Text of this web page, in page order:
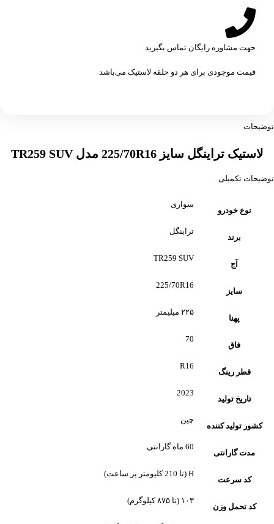
جهت مشاوره رایگان تماس بگیرید
قیمت موجودی برای هر دو حلقه لاستیک می‌باشد
توضیحات
لاستیک تراینگل سایز 225/70R16 مدل TR259 SUV
توضیحات تکمیلی
نوع خودرو
سواری
برند
تراینگل
آج
TR259 SUV
سایز
225/70R16
پهنا
۲۲۵ میلیمتر
فاق
70
قطر رینگ
R16
تاریخ تولید
2023
کشور تولید کننده
چین
مدت گارانتی
60 ماه گارانتی
کد سرعت
H (تا 210 کلیومتر بر ساعت)
کد تحمل وزن
۱۰۳ (تا ۸۷۵ کیلوگرم)